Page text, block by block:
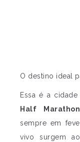
O destino ideal
Essa é a
Half Marathon
sempre em
vivo surgem